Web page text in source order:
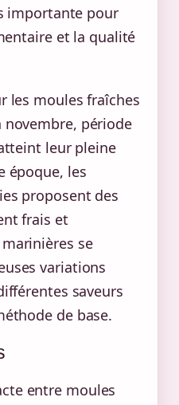
importante pour
et la qualité
les moules fraîches
novembre, période
leur pleine
époque, les
proposent des
frais et
se
variations
saveurs
de base.
entre moules